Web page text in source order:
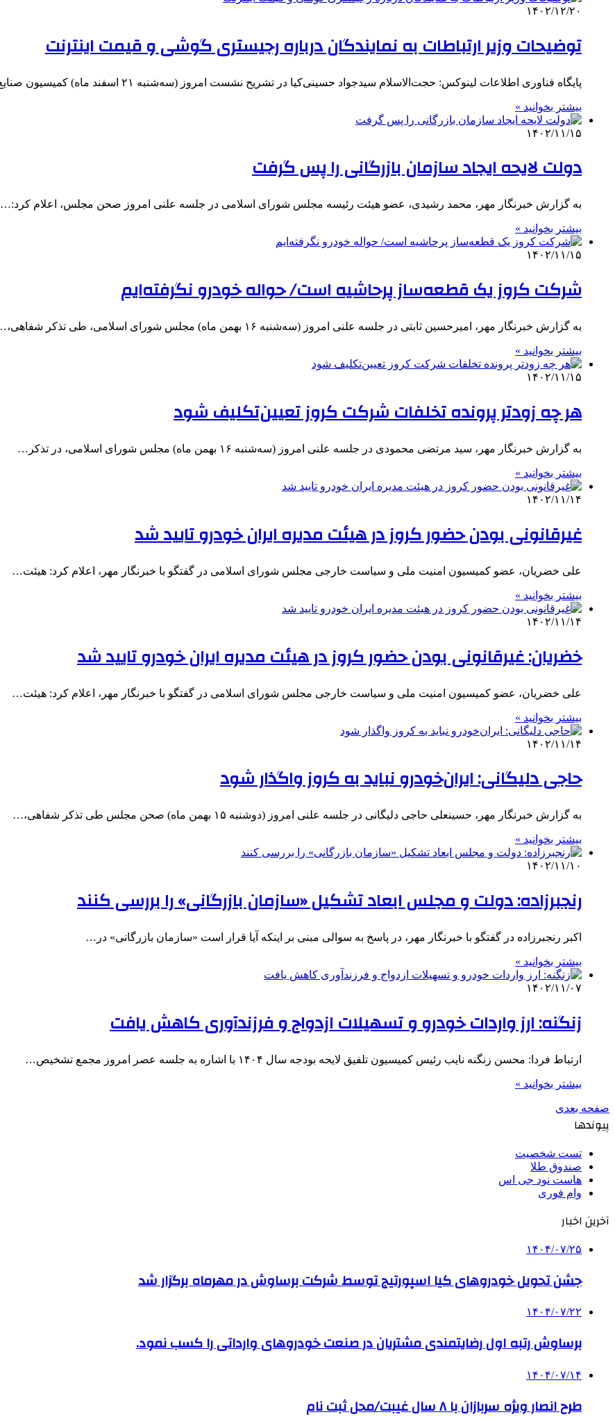
۱۴۰۲/۱۲/۲۰
توضیحات وزیر ارتباطات به نمایندگان درباره رجیستری گوشی و قیمت اینترنت
پایگاه فناوری اطلاعات لینوکس: حجت‌الاسلام سیدجواد حسینی‌کیا در تشریح نشست امروز (سه‌شنبه ۲۱ اسفند ماه) کمیسیون صنایع و معادن مجلس…
بیشتر بخوانید »
۱۴۰۲/۱۱/۱۵
دولت لایحه ایجاد سازمان بازرگانی را پس گرفت
به گزارش خبرنگار مهر، محمد رشیدی، عضو هیئت رئیسه مجلس شورای اسلامی در جلسه علنی امروز صحن مجلس، اعلام کرد:…
بیشتر بخوانید »
۱۴۰۲/۱۱/۱۵
شرکت کروز یک قطعه‌ساز پرحاشیه است/ حواله خودرو نگرفته‌ایم
به گزارش خبرنگار مهر، امیرحسین ثابتی در جلسه علنی امروز (سه‌شنبه ۱۶ بهمن ماه) مجلس شورای اسلامی، طی تذکر شفاهی،…
بیشتر بخوانید »
۱۴۰۲/۱۱/۱۵
هر چه زودتر پرونده تخلفات شرکت کروز تعیین‌تکلیف شود
به گزارش خبرنگار مهر، سید مرتضی محمودی در جلسه علنی امروز (سه‌شنبه ۱۶ بهمن ماه) مجلس شورای اسلامی، در تذکر…
بیشتر بخوانید »
۱۴۰۲/۱۱/۱۴
غیرقانونی بودن حضور کروز در هیئت مدیره ایران‌ خودرو تایید شد
علی خضریان، عضو کمیسیون امنیت ملی و سیاست خارجی مجلس شورای اسلامی در گفتگو با خبرنگار مهر، اعلام کرد: هیئت…
بیشتر بخوانید »
۱۴۰۲/۱۱/۱۴
خضریان: غیرقانونی بودن حضور کروز در هیئت مدیره ایران‌ خودرو تایید شد
علی خضریان، عضو کمیسیون امنیت ملی و سیاست خارجی مجلس شورای اسلامی در گفتگو با خبرنگار مهر، اعلام کرد: هیئت…
بیشتر بخوانید »
۱۴۰۲/۱۱/۱۴
حاجی دلیگانی: ایران‌خودرو نباید به کروز واگذار شود
به گزارش خبرنگار مهر، حسینعلی حاجی دلیگانی در جلسه علنی امروز (دوشنبه ۱۵ بهمن ماه) صحن مجلس طی تذکر شفاهی،…
بیشتر بخوانید »
۱۴۰۲/۱۱/۱۰
رنجبرزاده: دولت و مجلس ابعاد تشکیل «سازمان بازرگانی» را بررسی کنند
اکبر رنجبرزاده در گفتگو با خبرنگار مهر، در پاسخ به سوالی مبنی بر اینکه آیا قرار است «سازمان بازرگانی» در…
بیشتر بخوانید »
۱۴۰۲/۱۱/۰۷
زنگنه: ارز واردات خودرو و تسهیلات ازدواج و فرزندآوری کاهش یافت
ارتباط فردا: محسن زنگنه نایب رئیس کمیسیون تلفیق لایحه بودجه سال ۱۴۰۴ با اشاره به جلسه عصر امروز مجمع تشخیص…
بیشتر بخوانید »
صفحه بعدی
پیوندها
تست شخصیت
صندوق طلا
هاست نود جی اس
وام فوری
آخرین اخبار
۱۴۰۴/۰۷/۲۵
جشن تحویل خودروهای کیا اسپورتیج توسط شرکت برساوش در مهرماه برگزار شد
۱۴۰۴/۰۷/۲۲
برساوش رتبه اول رضایتمندی مشتریان در صنعت خودروهای وارداتی را کسب نمود.
۱۴۰۴/۰۷/۱۴
طرح انصار ویژه سربازان با ۸ سال غیبت/محل ثبت نام